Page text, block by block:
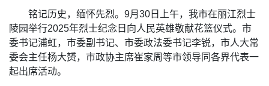
铭记历史，缅怀先烈。9月30日上午，我市在丽江烈士
陵园举行2025年烈士纪念日向人民英雄敬献花篮仪式。市
委书记浦虹，市委副书记、市委政法委书记李锐，市人大常
委会主任杨大赟，市政协主席崔家周等市领导同各界代表一
起出席活动。